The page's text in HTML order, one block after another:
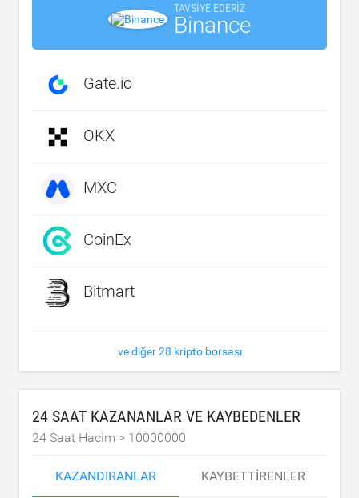
TAVSIYE EDERIZ
Binance
Gate.io
OKX
MXC
CoinEx
Bitmart
ve diğer 28 kripto borsası
24 SAAT KAZANANLAR VE KAYBEDENLER
24 Saat Hacim > 10000000
KAZANDIRANLAR KAYBETTIRENLER